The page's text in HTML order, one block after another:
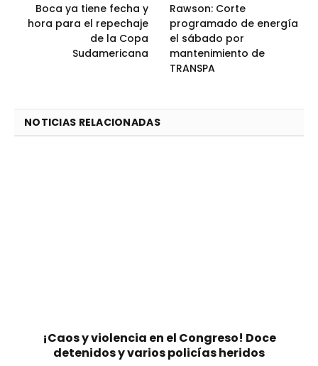
Boca ya tiene fecha y
hora para el repechaje
de la Copa
Sudamericana
Rawson: Corte
programado de energía
el sábado por
mantenimiento de
TRANSPA
NOTICIAS RELACIONADAS
¡Caos y violencia en el Congreso! Doce
detenidos y varios policías heridos